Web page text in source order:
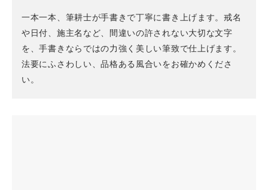
一本一本、筆耕士が手書きで丁寧に書き上げます。戒名
や日付、施主名など、間違いの許されない大切な文字
を、手書きならではの力強く美しい筆致で仕上げます。
法要にふさわしい、品格ある風合いをお確かめくださ
い。